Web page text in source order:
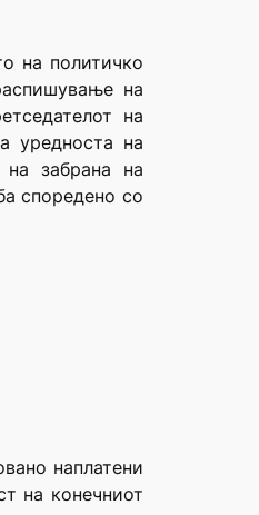
на политичко
на
на
уредноста на
на забрана на
споредено со
наплатени
на конечниот